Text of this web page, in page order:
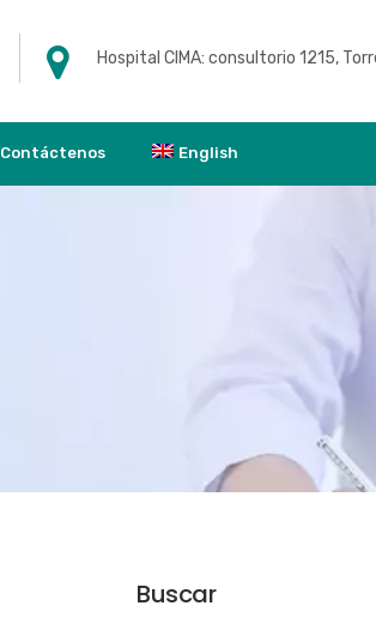
Hospital CIMA: consultorio 1215,
Contáctenos English
Buscar